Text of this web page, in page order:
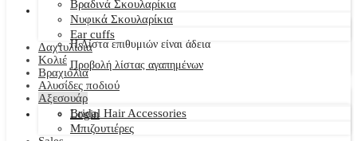
Η Λίστα επιθυμιών είναι άδεια
Προβολή λίστας αγαπημένων
Login
Βραδινά Σκουλαρίκια
Νυφικά Σκουλαρίκια
Ear cuffs
Δαχτυλίδια
Κολιέ
Βραχιόλια
Αλυσίδες ποδιού
Αξεσουάρ
Bridal Hair Accessories
Μπιζουτιέρες